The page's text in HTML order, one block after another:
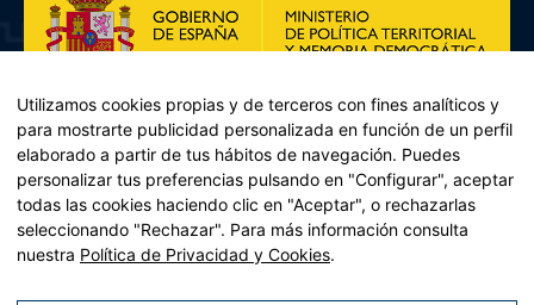
Plan de Recuperación, Transformación y Resiliencia – Financiado por
Utilizamos cookies propias y de terceros con fines analíticos y
para mostrarte publicidad personalizada en función de un perfil
elaborado a partir de tus hábitos de navegación. Puedes
personalizar tus preferencias pulsando en "Configurar", aceptar
todas las cookies haciendo clic en "Aceptar", o rechazarlas
seleccionando "Rechazar". Para más información consulta
nuestra Política de Privacidad y Cookies.